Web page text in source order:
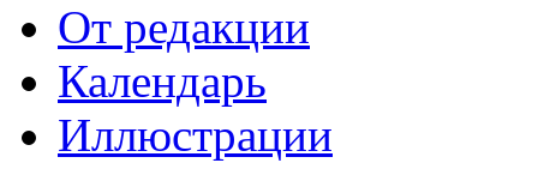
От редакции
Календарь
Иллюстрации